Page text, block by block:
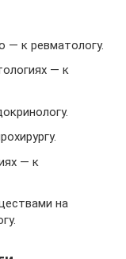
— к ревматологу.
— к
— к
на